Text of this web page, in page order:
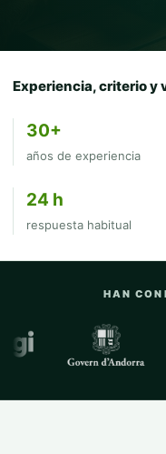
Experiencia, criterio y
30+
años de experiencia
24 h
respuesta habitual
HAN
Empresas y